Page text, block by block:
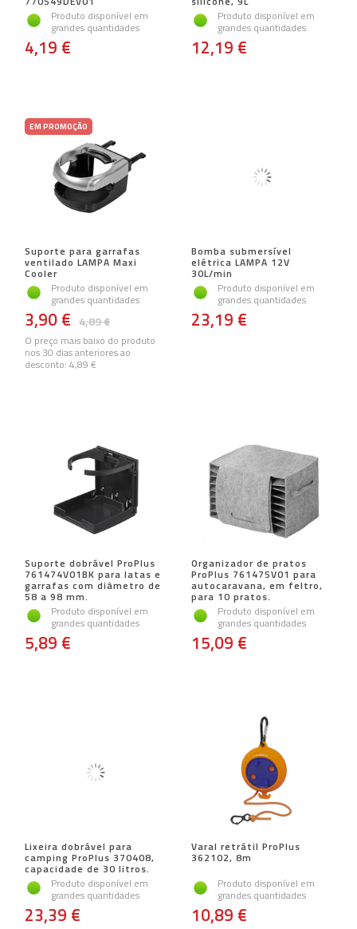
Produto disponível em
grandes quantidades
4,19 €
Produto disponível em
grandes quantidades
12,19 €
EM PROMOÇÃO
Suporte para garrafas
ventilado LAMPA Maxi
Cooler
Produto disponível em
grandes quantidades
4,89 €
3,90 €
O preço mais baixo do produto
nos 30 dias anteriores ao
desconto: 4,89 €
Bomba submersível
elétrica LAMPA 12V
30L/min
Produto disponível em
grandes quantidades
23,19 €
Suporte dobrável ProPlus
761474V01BK para latas e
garrafas com diâmetro de
58 a 98 mm.
Produto disponível em
grandes quantidades
5,89 €
Organizador de pratos
ProPlus 761475V01 para
autocaravana, em feltro,
para 10 pratos.
Produto disponível em
grandes quantidades
15,09 €
Lixeira dobrável para
camping ProPlus 370408,
capacidade de 30 litros.
Produto disponível em
grandes quantidades
23,39 €
Varal retrátil ProPlus
362102, 8m
Produto disponível em
grandes quantidades
10,89 €